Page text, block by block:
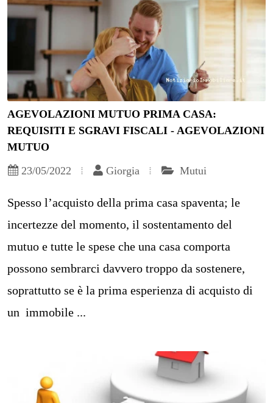
AGEVOLAZIONI MUTUO PRIMA CASA:
REQUISITI E SGRAVI FISCALI - AGEVOLAZIONI
MUTUO
23/05/2022
Giorgia Mutui
Spesso l’acquisto della prima casa spaventa; le
incertezze del momento, il sostentamento del
mutuo e tutte le spese che una casa comporta
possono sembrarci davvero troppo da sostenere,
soprattutto se è la prima esperienza di acquisto di
un immobile ...